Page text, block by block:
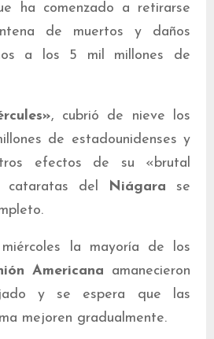
ha comenzado a retirarse
de muertos y daños
a los 5 mil millones de
, cubrió de nieve los
de estadounidenses y
efectos de su «brutal
cataratas del
Niágara se
la mayoría de los
Americana amanecieron
y se espera que las
mejoren gradualmente.